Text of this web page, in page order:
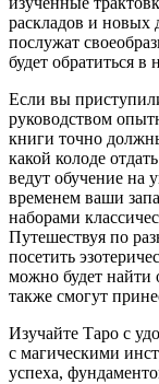
раскладов и новых
послужат
будет обратиться
Если вы
руководством
книги точно
какой колоде
ведут обучение на
временем ваши
наборами
Путешествуя по
посетить
можно будет найти
также смогут
Изучайте Таро с
с магическими
успеха,